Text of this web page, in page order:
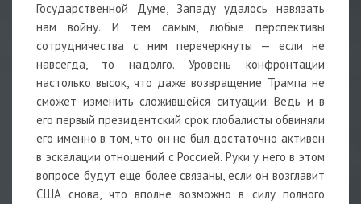
Государственной Думе, Западу удалось навязать
нам войну. И тем самым, любые перспективы
сотрудничества с ним перечеркнуты — если не
навсегда, то надолго. Уровень конфронтации
настолько высок, что даже возвращение Трампа не
сможет изменить сложившейся ситуации. Ведь и в
его первый президентский срок глобалисты обвиняли
его именно в том, что он не был достаточно активен
в эскалации отношений с Россией. Руки у него в этом
вопросе будут еще более связаны, если он возглавит
США снова, что вполне возможно в силу полного